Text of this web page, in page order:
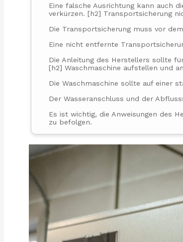
Eine falsche Ausrichtung kann auch
verkürzen. [h2] Transportsicherung
Die Transportsicherung muss vor
Eine nicht entfernte
Die Anleitung des Herstellers sollte
[h2] Waschmaschine aufstellen und
Die Waschmaschine sollte auf einer
Der Wasseranschluss und der
Es ist wichtig, die Anweisungen des
zu befolgen.